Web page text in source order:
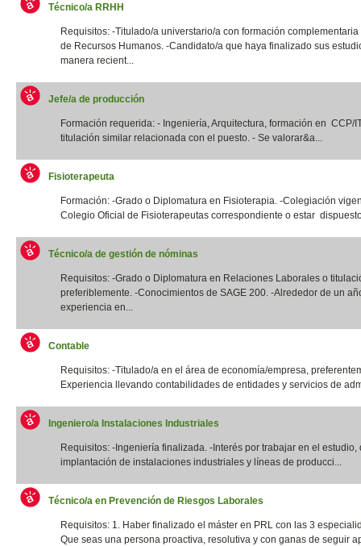
Técnico/a RRHH
Requisitos: -Titulado/a universtario/a con formación
de Recursos Humanos. -Candidato/a que haya finalizado sus
manera recient...
Jefe/a de producción
Formación requerida: - Ingeniería, Arquitectura, formación en CCP/
titulación similar relacionada con el puesto. - Se valorar&a...
Fisioterapeuta
Formación: -Grado o Diplomatura en Fisioterapia. -Colegiación
Colegio Oficial de Fisioterapeutas correspondiente o estar
Técnico/a de gestión de nóminas
Requisitos: -Grado o Diplomatura en Relaciones Laborales o
preferiblemente. -Conocimientos de SAGE 200. -Alrededor de un
experiencia en...
Contable
Requisitos: -Titulado/a en el área de economía/empresa,
Experiencia llevando contabilidades de entidades y servicios de
Ingeniero/a Instalaciones Industriales
Requisitos: -Ingeniería finalizada. -Interés por trabajar en el estudio,
implantación de instalaciones industriales y líneas de producci...
Técnico/a en Prevención de Riesgos Laborales
Requisitos: 1. Haber finalizado el máster en PRL con las 3
Que seas una persona proactiva, resolutiva y con ganas de seguir